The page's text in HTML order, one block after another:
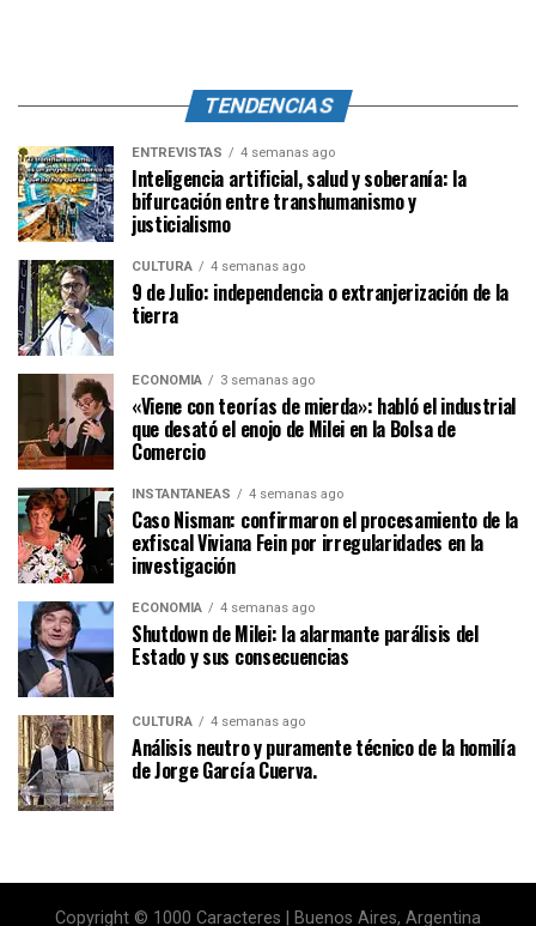
TENDENCIAS
ENTREVISTAS 4 semanas ago
Inteligencia artificial, salud y soberanía: la
bifurcación entre transhumanismo y
justicialismo
CULTURA 4 semanas ago
9 de Julio: independencia o extranjerización de la
tierra
ECONOMÍA 3 semanas ago
«Viene con teorías de mierda»: habló el industrial
que desató el enojo de Milei en la Bolsa de
Comercio
INSTANTÁNEAS 4 semanas ago
Caso Nisman: confirmaron el procesamiento de la
exfiscal Viviana Fein por irregularidades en la
investigación
ECONOMÍA 4 semanas ago
Shutdown de Milei: la alarmante parálisis del
Estado y sus consecuencias
CULTURA 4 semanas ago
Análisis neutro y puramente técnico de la homilía
de Jorge García Cuerva.
Copyright © 1000 Caracteres | Buenos Aires, Argentina